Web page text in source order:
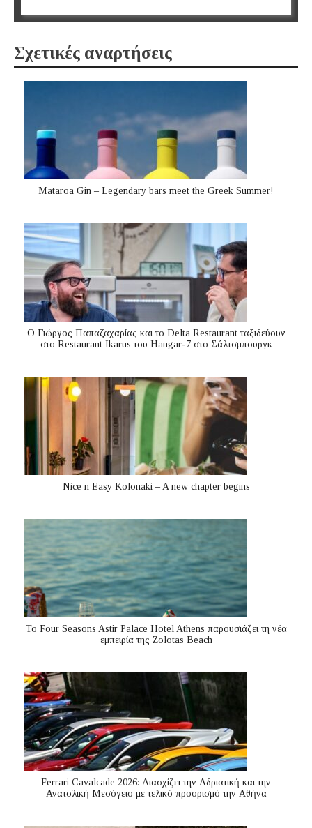
Σχετικές αναρτήσεις
Mataroa Gin – Legendary bars meet the Greek Summer!
Ο Γιώργος Παπαζαχαρίας και το Delta Restaurant ταξιδεύουν
στο Restaurant Ikarus του Hangar-7 στο Σάλτσμπουργκ
Nice n Easy Kolonaki – A new chapter begins
Το Four Seasons Astir Palace Hotel Athens παρουσιάζει τη νέα
εμπειρία της Zolotas Beach
Ferrari Cavalcade 2026: Διασχίζει την Αδριατική και την
Ανατολική Μεσόγειo με τελικό προορισμό την Αθήνα